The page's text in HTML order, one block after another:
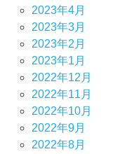
2023年4月
2023年3月
2023年2月
2023年1月
2022年12月
2022年11月
2022年10月
2022年9月
2022年8月